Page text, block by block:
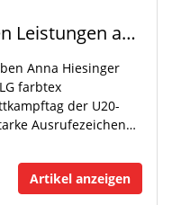
Eugene Tag 1: Mit starken Leistungen auf der WM-Bühne
Anna Hiesinger
farbtex
der U20-
Ausrufezeichen…
Artikel anzeigen